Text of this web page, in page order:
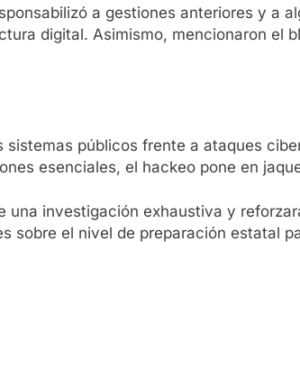
a gestiones anteriores y a
digital. Asimismo, mencionaron el
sistemas públicos frente a ataques
esenciales, el hackeo pone en
una investigación exhaustiva y
sobre el nivel de preparación estatal